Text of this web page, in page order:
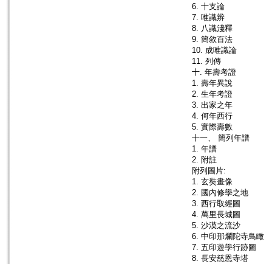
6. 十支論
7. 唯識辨
8. 八識淺釋
9. 簡敘百法
10. 成唯識論
11. 列傳
十. 年壽考證
1. 壽年異說
2. 生年考證
3. 出家之年
4. 何年西行
5. 實際壽數
十一、 簡列年譜
1. 年譜
2. 附註
附列圖片:
1. 玄奘畫像
2. 國內修學之地
3. 西行取經圖
4. 萬里長城圖
5. 沙漠之流沙
6. 中印那爛陀寺鳥瞰
7. 五印遊學行跡圖
8. 長安慈恩寺塔